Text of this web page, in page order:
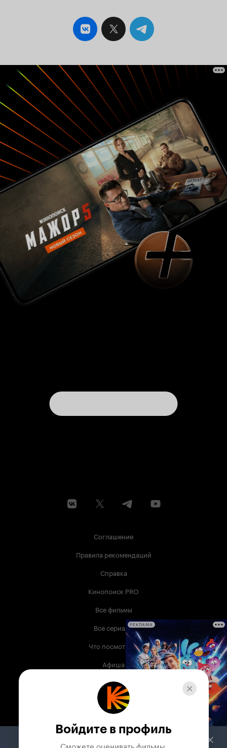
Соглашение
Правила рекомендаций
Справка
Кинопоиск PRO
Все фильмы
Все сериалы
Что посмотреть
Афиша
Музыка
Телепрограмма
Служба поддержки
РЕКЛАМА
Войдите в профиль
Сможете оценивать фильмы,